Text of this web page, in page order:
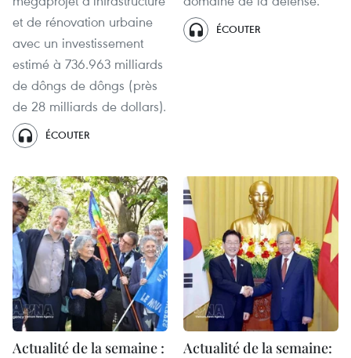
et de rénovation urbaine
avec un investissement
estimé à 736.963 milliards
de dôngs de dôngs (près
de 28 milliards de dollars).
ÉCOUTER
ÉCOUTER
Actualité de la semaine :
Actualité de la semaine: